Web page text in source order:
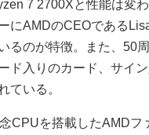
7 2700Xと性能は変
にAMDのCEOである
るのが特徴。また、50
ド入りのカード、サイ
ている。
CPUを搭載したAMDフ